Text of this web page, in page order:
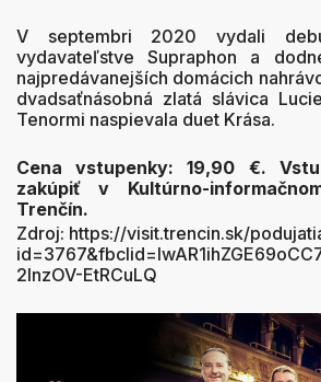
V septembri 2020 vydali
vydavateľstve Supraphon a
najpredávanejších domácich
dvadsaťnásobná zlatá slávica
Tenormi naspievala duet Krása.
Cena vstupenky: 19,90 €.
zakúpiť v Kultúrno-
Trenčín.
Zdroj: https://visit.trencin.sk/
2lnzOV-EtRCuLQ